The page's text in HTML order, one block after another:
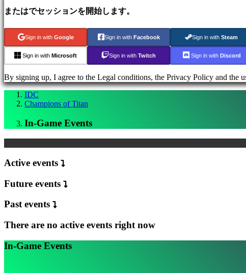
ニ
ー
ス
Media
ガ
ド
フ
ォ
ラ
サ
ー
FAQ
カ
またはでセッションを開始します。
Sign in with Google Sign in with Facebook Sign in with Steam
Sign in with Microsoft Sign in with Twitch Sign in with Discord
By signing up, I agree to the Legal conditions, the Privacy Policy and the
IDC
Champions of Titan
In-Game Events
Active events
Future events
Past events
There are no active events right now
In-Game Events